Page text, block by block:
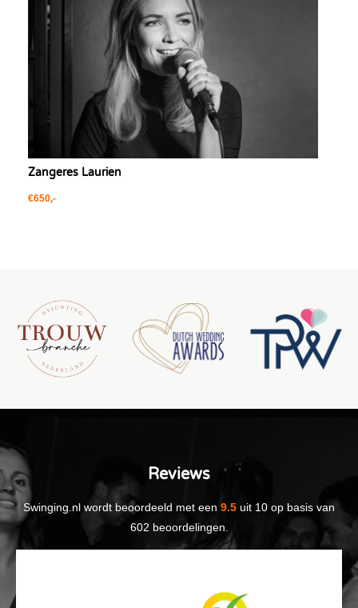
Zangeres Laurien
€650,-
Reviews
Swinging.nl wordt beoordeeld met een 9.5 uit 10 op basis van
602 beoordelingen.